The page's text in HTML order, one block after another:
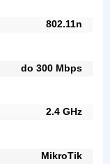
802.11n
do 300 Mbps
2.4 GHz
MikroTik